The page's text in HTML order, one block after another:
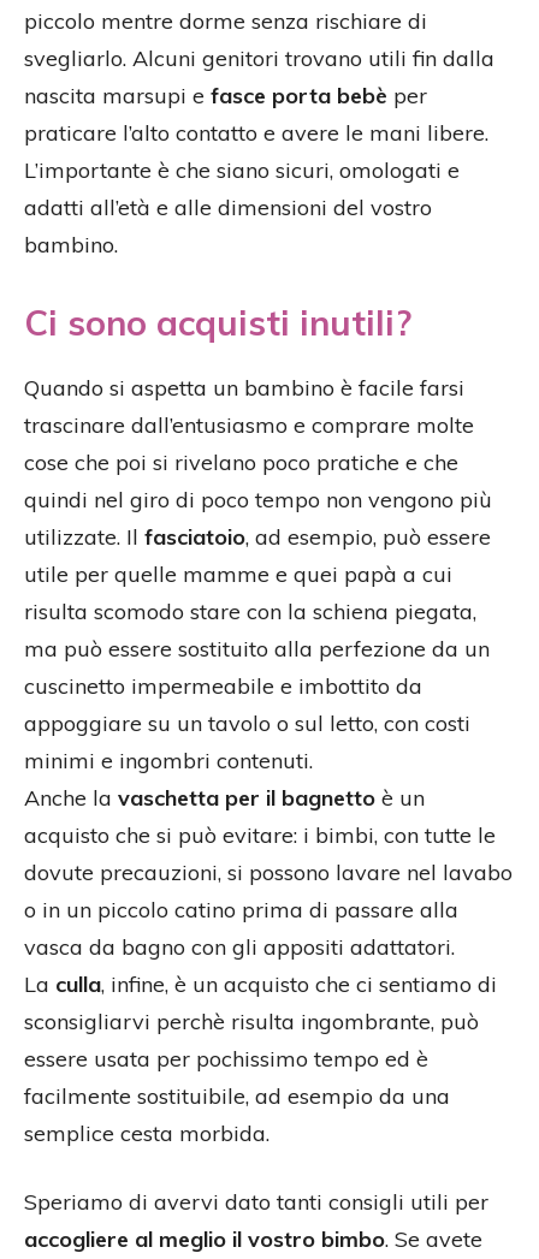
piccolo mentre dorme senza rischiare di
svegliarlo. Alcuni genitori trovano utili fin dalla
nascita marsupi e fasce porta bebè per
praticare l’alto contatto e avere le mani libere.
L’importante è che siano sicuri, omologati e
adatti all’età e alle dimensioni del vostro
bambino.
Ci sono acquisti inutili?
Quando si aspetta un bambino è facile farsi
trascinare dall’entusiasmo e comprare molte
cose che poi si rivelano poco pratiche e che
quindi nel giro di poco tempo non vengono più
utilizzate. Il fasciatoio, ad esempio, può essere
utile per quelle mamme e quei papà a cui
risulta scomodo stare con la schiena piegata,
ma può essere sostituito alla perfezione da un
cuscinetto impermeabile e imbottito da
appoggiare su un tavolo o sul letto, con costi
minimi e ingombri contenuti.
Anche la vaschetta per il bagnetto è un
acquisto che si può evitare: i bimbi, con tutte le
dovute precauzioni, si possono lavare nel lavabo
o in un piccolo catino prima di passare alla
vasca da bagno con gli appositi adattatori.
La culla, infine, è un acquisto che ci sentiamo di
sconsigliarvi perchè risulta ingombrante, può
essere usata per pochissimo tempo ed è
facilmente sostituibile, ad esempio da una
semplice cesta morbida.
Speriamo di avervi dato tanti consigli utili per
accogliere al meglio il vostro bimbo. Se avete